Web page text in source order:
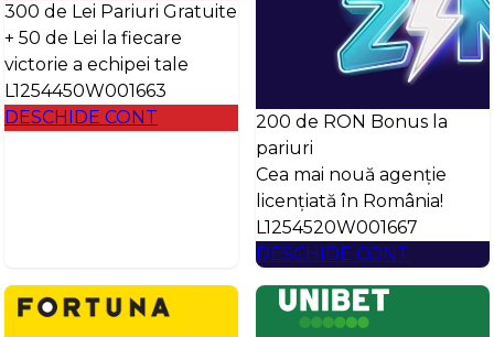
300 de Lei Pariuri Gratuite
+ 50 de Lei la fiecare
victorie a echipei tale
L1254450W001663
DESCHIDE CONT
200 de RON Bonus la
pariuri
Cea mai nouă agenție
licențiată în România!
L1254520W001667
DESCHIDE CONT